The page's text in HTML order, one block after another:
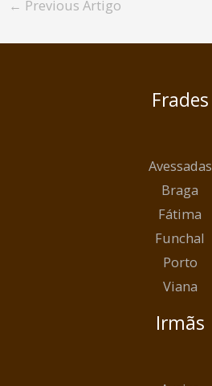
← Previous Artigo
Frades
Avessadas
Braga
Fátima
Funchal
Porto
Viana
Irmãs